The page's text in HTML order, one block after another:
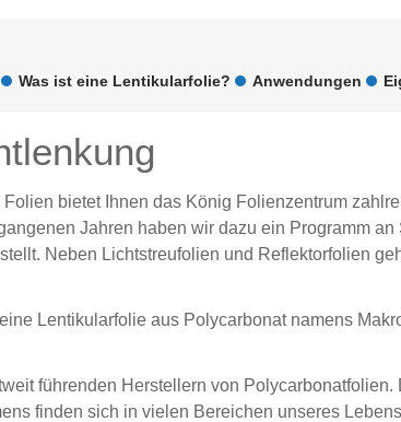
Was ist eine Lentikularfolie? Anwendungen
Folien bietet Ihnen das König Folienzentrum
Jahren haben wir dazu ein Programm
Neben Lichtstreufolien und Reflektorfolien
Lentikularfolie aus Polycarbonat namens
führenden Herstellern von Polycarbonatfolien.
finden sich in vielen Bereichen unseres